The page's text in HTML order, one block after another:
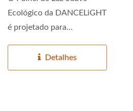
Ecológico da DANCELiGHT
é projetado para
Detalhes